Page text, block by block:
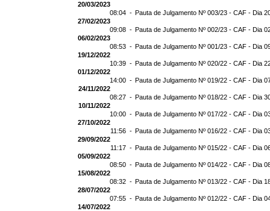
20/03/2023
08:04 - Pauta de Julgamento Nº 003/23 - CAF - Dia
27/02/2023
09:08 - Pauta de Julgamento Nº 002/23 - CAF - Dia
06/02/2023
08:53 - Pauta de Julgamento Nº 001/23 - CAF - Dia
19/12/2022
10:39 - Pauta de Julgamento Nº 020/22 - CAF - Dia
01/12/2022
14:00 - Pauta de Julgamento Nº 019/22 - CAF - Dia
24/11/2022
08:27 - Pauta de Julgamento Nº 018/22 - CAF - Dia
10/11/2022
10:00 - Pauta de Julgamento Nº 017/22 - CAF - Dia
27/10/2022
11:56 - Pauta de Julgamento Nº 016/22 - CAF - Dia
29/09/2022
11:17 - Pauta de Julgamento Nº 015/22 - CAF - Dia
05/09/2022
08:50 - Pauta de Julgamento Nº 014/22 - CAF - Dia
15/08/2022
08:32 - Pauta de Julgamento Nº 013/22 - CAF - Dia
28/07/2022
07:55 - Pauta de Julgamento Nº 012/22 - CAF - Dia
14/07/2022